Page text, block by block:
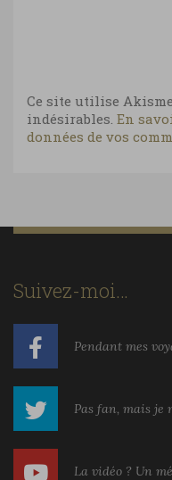
Ce site utilise
indésirables. En
données de vos
Suivez-moi…
Pendant mes
Pas fan, mais je
La vidéo ? Un